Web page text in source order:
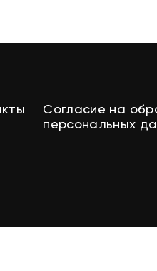
Согласие на
персональных